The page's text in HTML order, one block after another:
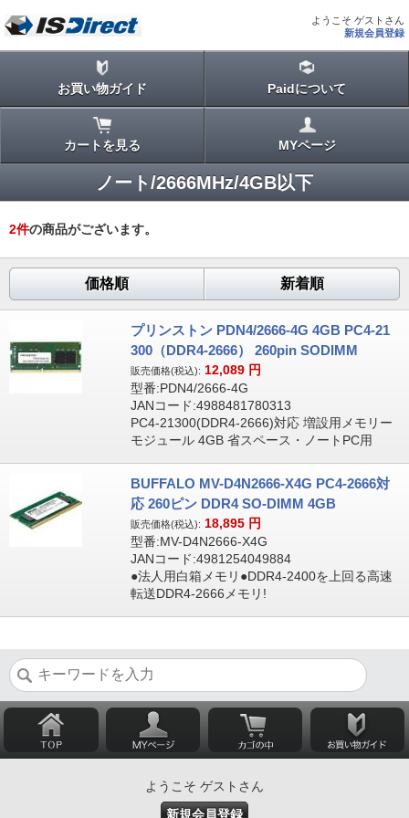
ようこそ ゲストさん
新規会員登録
お買い物ガイド Paidについて
カートを見る MYページ
ノート/2666MHz/4GB以下
2件の商品がございます。
価格順 新着順
プリンストン PDN4/2666-4G 4GB PC4-21
300（DDR4-2666） 260pin SODIMM
販売価格(税込): 12,089 円
型番:PDN4/2666-4G
JANコード:4988481780313
PC4-21300(DDR4-2666)対応 増設用メモリー
モジュール 4GB 省スペース・ノートPC用
BUFFALO MV-D4N2666-X4G PC4-2666対
応 260ピン DDR4 SO-DIMM 4GB
販売価格(税込): 18,895 円
型番:MV-D4N2666-X4G
JANコード:4981254049884
●法人用白箱メモリ●DDR4-2400を上回る高速
転送DDR4-2666メモリ!
ようこそ ゲストさん
新規会員登録